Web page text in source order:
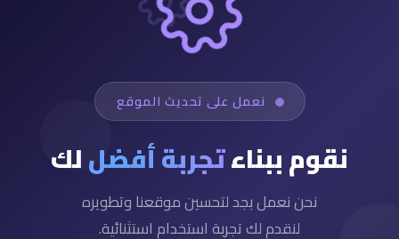
نعمل على تحديث الموقع
نقوم ببناءتجربة أفضللك
نحن نعمل بجد لتحسين موقعنا وتطويره
لنقدم لك تجربة استخدام استثنائية.